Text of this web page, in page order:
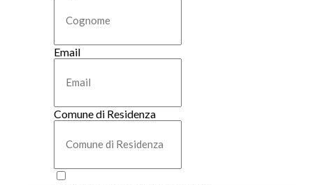
Email
Comune di Residenza